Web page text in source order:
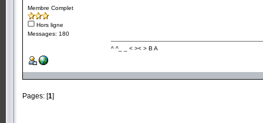
Membre Complet
Hors ligne
Messages: 180
^ ^_ _ < >< > B A
Pages: [1]